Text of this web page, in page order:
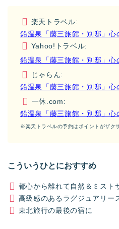
楽天トラベル:
鉛温泉「藤三旅館・別邸」
Yahoo!トラベル:
鉛温泉「藤三旅館・別邸」
じゃらん:
鉛温泉「藤三旅館・別邸」
一休.com:
鉛温泉「藤三旅館・別邸」
※楽天トラベルの予約はポイントがザク
こういうひとにおすすめ
都心から離れて自然＆ミスト
高級感のあるラグジュアリー
東北旅行の最後の宿に